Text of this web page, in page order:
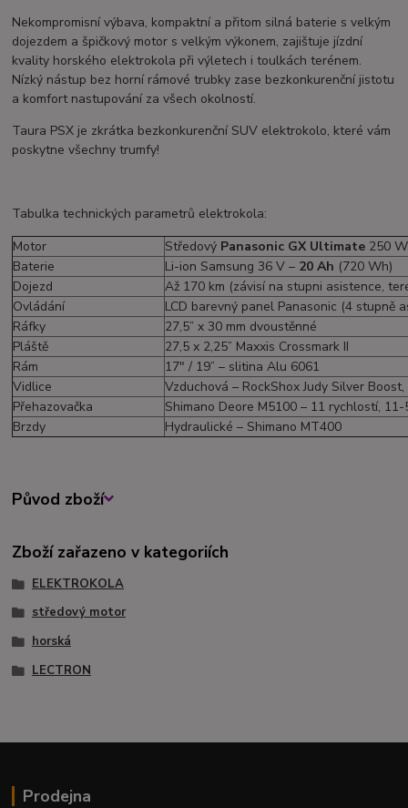
Nekompromisní výbava, kompaktní a přitom silná baterie s velkým
dojezdem a špičkový motor s velkým výkonem, zajištuje jízdní
kvality horského elektrokola při výletech i toulkách terénem.
Nízký nástup bez horní rámové trubky zase bezkonkurenční jistotu
a komfort nastupování za všech okolností.
Taura PSX je zkrátka bezkonkurenční SUV elektrokolo, které vám
poskytne všechny trumfy!
Tabulka technických parametrů elektrokola:
Motor
Středový Panasonic GX Ultimate 250
Baterie
Li-ion Samsung 36 V – 20 Ah (720 Wh)
Dojezd
Až 170 km (závisí na stupni asistence,
Ovládání
LCD barevný panel Panasonic (4 stupně
Ráfky
27,5” x 30 mm dvoustěnné
Pláště
27,5 x 2,25” Maxxis Crossmark II
Rám
17" / 19” – slitina Alu 6061
Vidlice
Vzduchová – RockShox Judy Silver
Přehazovačka
Shimano Deore M5100 – 11 rychlostí,
Brzdy
Hydraulické – Shimano MT400
Původ zboží
Zboží zařazeno v kategoriích
ELEKTROKOLA
středový motor
horská
LECTRON
Prodejna